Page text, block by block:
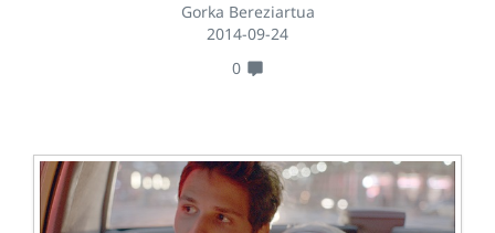
Gorka Bereziartua
2014-09-24
0